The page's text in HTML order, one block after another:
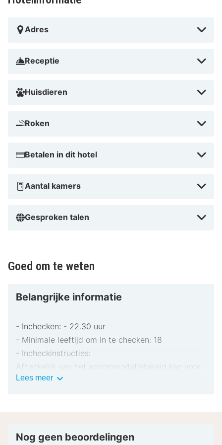
Adres
Receptie
Huisdieren
Roken
Betalen in dit hotel
Aantal kamers
Gesproken talen
Goed om te weten
Belangrijke informatie
- Inchecken: - 22.30 uur
- Minimale leeftijd om in te checken: 18
- Incheckinstructies:
Afhankelijk van het accommodatiebeleid kan voor
extra personen een toeslag in rekening worden
pinpas of borgsom in contanten te verstrekken
Lees meerBelangrijke
Nog geen beoordelingen